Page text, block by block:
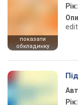
показати
обкладинку
Рік:
Рік: